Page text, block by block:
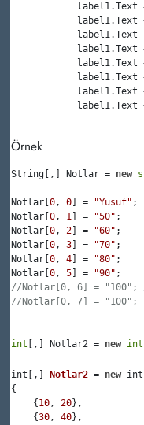
label1.Text
label1.Text
label1.Text
label1.Text
label1.Text
label1.Text
label1.Text
label1.Text
Örnek
String[,] Notlar = new
Notlar[ 0, 0 ] = "Yusuf" ;
Notlar[ 0, 1 ] = "50" ;
Notlar[ 0, 2 ] = "60" ;
Notlar[ 0, 3 ] = "70" ;
Notlar[ 0, 4 ] = "80" ;
Notlar[ 0, 5 ] = "90"
//Notlar[0, 6] = "100";
//Notlar[0, 7] = "100";
int [,] Notlar2 = new int
int[,] Notlar2 = new int[
{
    {
10, 20},
    {
30, 40},